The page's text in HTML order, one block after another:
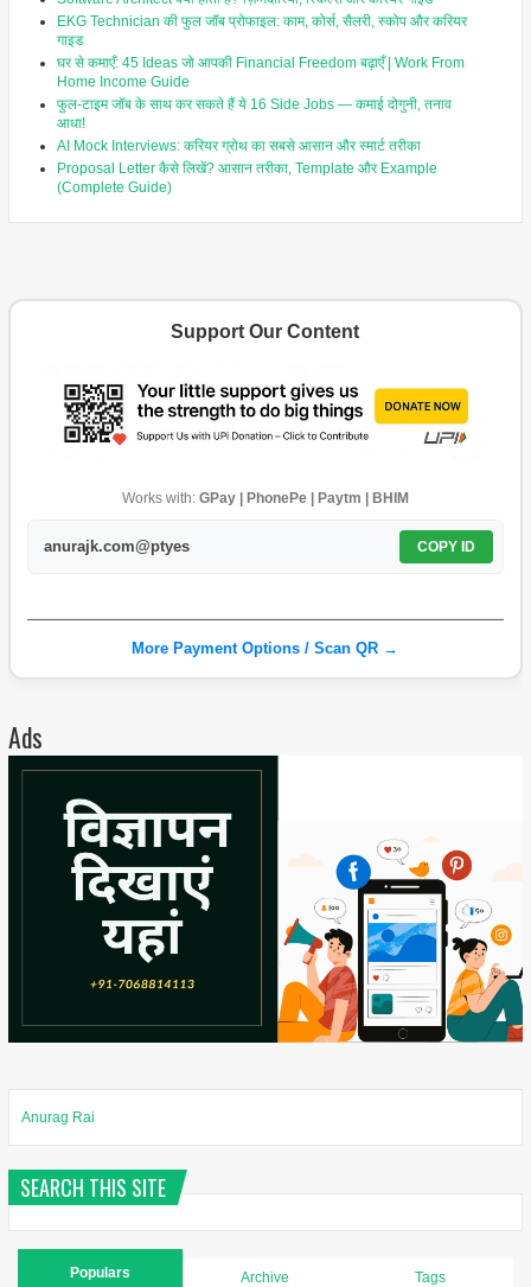
EKG Technician की फुल जॉब प्रोफाइल: काम, कोर्स, सैलरी, स्कोप और करियर
गाइड
घर से कमाएँ: 45 Ideas जो आपकी Financial Freedom बढ़ाएँ | Work From
Home Income Guide
फुल-टाइम जॉब के साथ कर सकते हैं ये 16 Side Jobs — कमाई दोगुनी, तनाव
आधा!
AI Mock Interviews: करियर ग्रोथ का सबसे आसान और स्मार्ट तरीका
Proposal Letter कैसे लिखें? आसान तरीका, Template और Example
(Complete Guide)
Support Our Content
Works with: GPay | PhonePe | Paytm | BHIM
anurajk.com@ptyes COPY ID
More Payment Options / Scan QR →
Ads
Anurag Rai
SEARCH THIS SITE
Populars Archive Tags